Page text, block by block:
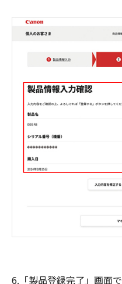
6.「製品登録完了」画面で